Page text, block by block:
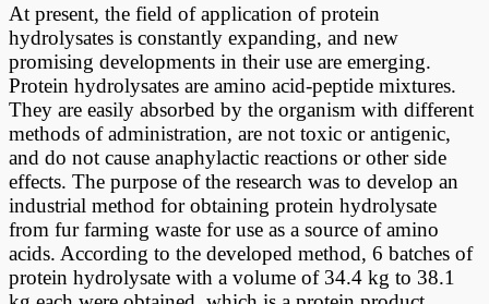
At present, the field of application of protein
hydrolysates is constantly expanding, and new
promising developments in their use are emerging.
Protein hydrolysates are amino acid-peptide mixtures.
They are easily absorbed by the organism with different
methods of administration, are not toxic or antigenic,
and do not cause anaphylactic reactions or other side
effects. The purpose of the research was to develop an
industrial method for obtaining protein hydrolysate
from fur farming waste for use as a source of amino
acids. According to the developed method, 6 batches of
protein hydrolysate with a volume of 34.4 kg to 38.1